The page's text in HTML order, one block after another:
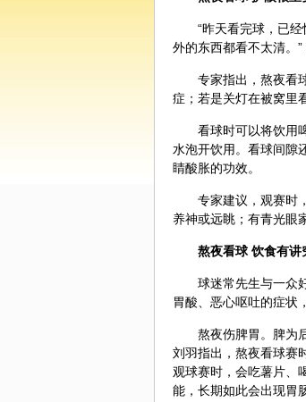
“昨天看完球，已
外的东西都看不太清。
专家指出，熬夜看
症；若是关灯在被窝里
看球时可以将饮用
水泡开饮用。看球间隙
睛酸胀的功效。
专家建议，观赛时
养神或远眺；有青光眼
熬夜看球 饮食有讲
球迷常先生与一众
胃酸、恶心呕吐的症状
熬夜伤脾胃。脾为
刘羽指出，熬夜看球赛
观球赛时，会吃薯片、
能，长期如此会出现胃